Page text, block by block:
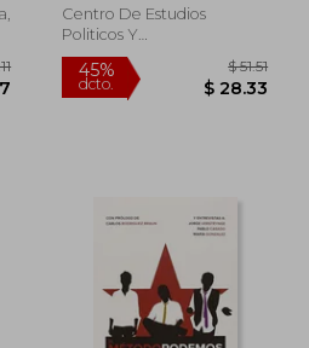
en las redes sociales
con fines electorales
Centro De Estudios
Politicos Y
Constitucionales, 2021,
Tapa Blanda, Nuevo